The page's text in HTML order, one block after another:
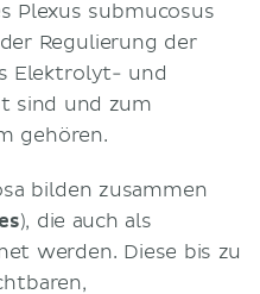
Plexus submucosus
Regulierung der
Elektrolyt- und
sind und zum
gehören.
bilden zusammen
), die auch als
werden. Diese bis zu